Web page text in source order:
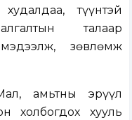
түүнтэй
талаар
зөвлөмж
амьтны эрүүл
холбогдох хууль